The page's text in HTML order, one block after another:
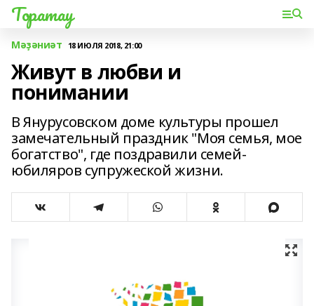
Торатау
Мәҙәниәт 18 ИЮЛЯ 2018, 21:00
Живут в любви и
понимании
В Янурусовском доме культуры прошел
замечательный праздник "Моя семья, мое
богатство", где поздравили семей-
юбиляров супружеской жизни.